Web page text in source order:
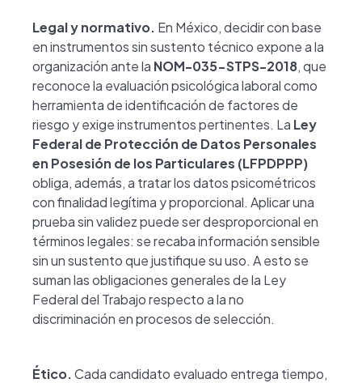
Legal y normativo. En México, decidir con base
en instrumentos sin sustento técnico expone a la
organización ante la NOM-035-STPS-2018, que
reconoce la evaluación psicológica laboral como
herramienta de identificación de factores de
riesgo y exige instrumentos pertinentes. La Ley
Federal de Protección de Datos Personales
en Posesión de los Particulares (LFPDPPP)
obliga, además, a tratar los datos psicométricos
con finalidad legítima y proporcional. Aplicar una
prueba sin validez puede ser desproporcional en
términos legales: se recaba información sensible
sin un sustento que justifique su uso. A esto se
suman las obligaciones generales de la Ley
Federal del Trabajo respecto a la no
discriminación en procesos de selección.
Ético.Cada candidato evaluado entrega tiempo,